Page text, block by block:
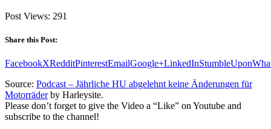
Post Views: 291
Share this Post:
FacebookXRedditPinterestEmailGoogle+LinkedInStumbleUpon
Source: Podcast – Jährliche HU abgelehnt keine Änderungen für
Motorräderby Harleysite.
Please don’t forget to give the Video a “Like” on Youtube and
subscribe to the channel!